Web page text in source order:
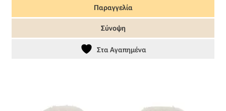
Παραγγελία
Σύνοψη
Στα Αγαπημένα